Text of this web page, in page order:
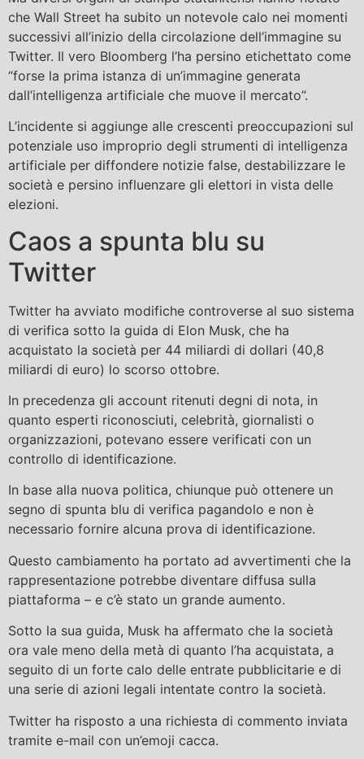
che Wall Street ha subito un notevole calo nei momenti
successivi all’inizio della circolazione dell’immagine su
Twitter. Il vero Bloomberg l’ha persino etichettato come
“forse la prima istanza di un’immagine generata
dall’intelligenza artificiale che muove il mercato”.
L’incidente si aggiunge alle crescenti preoccupazioni sul
potenziale uso improprio degli strumenti di intelligenza
artificiale per diffondere notizie false, destabilizzare le
società e persino influenzare gli elettori in vista delle
elezioni.
Caos a spunta blu su
Twitter
Twitter ha avviato modifiche controverse al suo sistema
di verifica sotto la guida di Elon Musk, che ha
acquistato la società per 44 miliardi di dollari (40,8
miliardi di euro) lo scorso ottobre.
In precedenza gli account ritenuti degni di nota, in
quanto esperti riconosciuti, celebrità, giornalisti o
organizzazioni, potevano essere verificati con un
controllo di identificazione.
In base alla nuova politica, chiunque può ottenere un
segno di spunta blu di verifica pagandolo e non è
necessario fornire alcuna prova di identificazione.
Questo cambiamento ha portato ad avvertimenti che la
rappresentazione potrebbe diventare diffusa sulla
piattaforma – e c’è stato un grande aumento.
Sotto la sua guida, Musk ha affermato che la società
ora vale meno della metà di quanto l’ha acquistata, a
seguito di un forte calo delle entrate pubblicitarie e di
una serie di azioni legali intentate contro la società.
Twitter ha risposto a una richiesta di commento inviata
tramite e-mail con un’emoji cacca.